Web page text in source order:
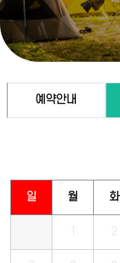
예약안내
일 월 화
1 2